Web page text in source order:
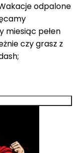
odpalone
miesiąc pełen
czy grasz z